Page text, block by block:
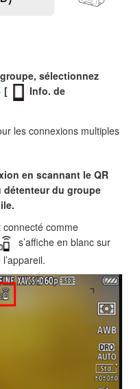
sélectionnez
[
Info. de
les connexions multiples
en scannant le QR
détenteur du groupe
connecté comme
s’affiche en blanc sur